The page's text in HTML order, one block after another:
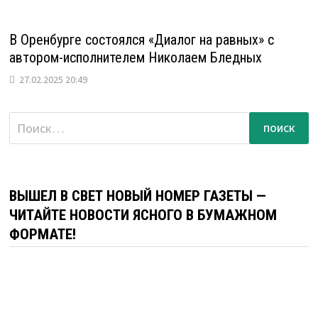
В Оренбурге состоялся «Диалог на равных» с
автором-исполнителем Николаем Бледных
27.02.2025 20:49
Найти:
ВЫШЕЛ В СВЕТ НОВЫЙ НОМЕР ГАЗЕТЫ —
ЧИТАЙТЕ НОВОСТИ ЯСНОГО В БУМАЖНОМ
ФОРМАТЕ!